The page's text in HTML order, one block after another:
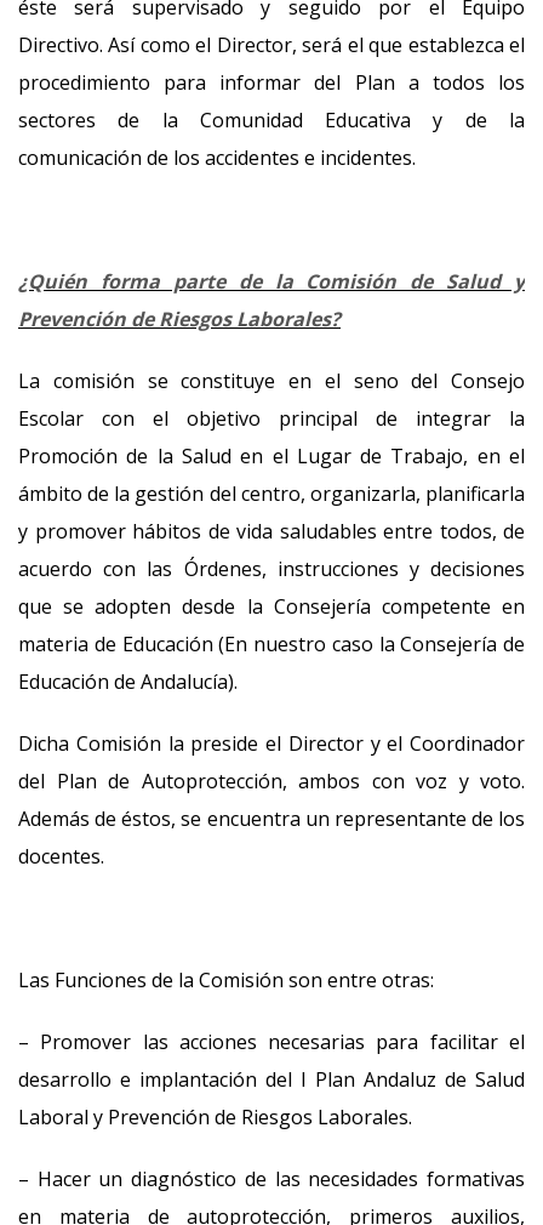
éste será supervisado y seguido por el Equipo
Directivo. Así como el Director, será el que establezca el
procedimiento para informar del Plan a todos los
sectores de la Comunidad Educativa y de la
comunicación de los accidentes e incidentes.
¿Quién forma parte de la Comisión de Salud y
Prevención de Riesgos Laborales?
La comisión se constituye en el seno del Consejo
Escolar con el objetivo principal de integrar la
Promoción de la Salud en el Lugar de Trabajo, en el
ámbito de la gestión del centro, organizarla, planificarla
y promover hábitos de vida saludables entre todos, de
acuerdo con las Órdenes, instrucciones y decisiones
que se adopten desde la Consejería competente en
materia de Educación (En nuestro caso la Consejería de
Educación de Andalucía).
Dicha Comisión la preside el Director y el Coordinador
del Plan de Autoprotección, ambos con voz y voto.
Además de éstos, se encuentra un representante de los
docentes.
Las Funciones de la Comisión son entre otras:
– Promover las acciones necesarias para facilitar el
desarrollo e implantación del I Plan Andaluz de Salud
Laboral y Prevención de Riesgos Laborales.
– Hacer un diagnóstico de las necesidades formativas
en materia de autoprotección, primeros auxilios,